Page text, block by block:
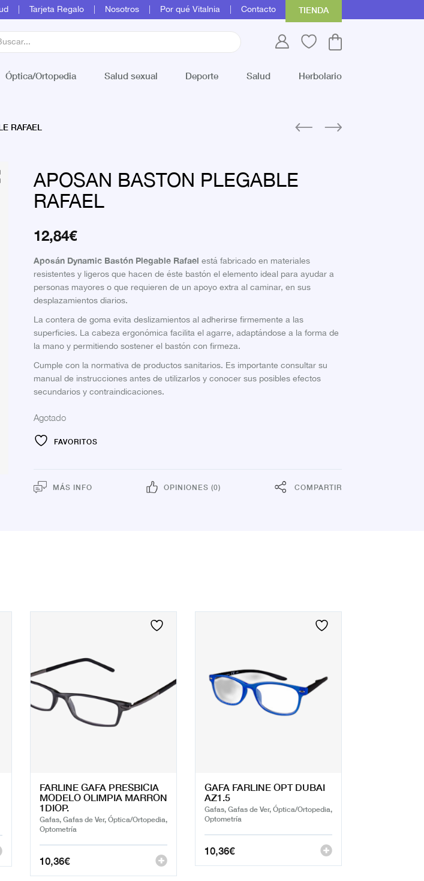
Tarjeta Regalo Nosotros Por qué Vitalnia Contacto TIENDA
Óptica/Ortopedia Salud sexual Deporte Salud Herbolario
RAFAEL
APOSAN BASTON PLEGABLE
RAFAEL
12,84€
Aposán Dynamic Bastón Plegable Rafael está fabricado en materiales
resistentes y ligeros que hacen de éste bastón el elemento ideal para ayudar a
personas mayores o que requieren de un apoyo extra al caminar, en sus
desplazamientos diarios.
La contera de goma evita deslizamientos al adherirse firmemente a las
superficies. La cabeza ergonómica facilita el agarre, adaptándose a la forma de
la mano y permitiendo sostener el bastón con firmeza.
Cumple con la normativa de productos sanitarios. Es importante consultar su
manual de instrucciones antes de utilizarlos y conocer sus posibles efectos
secundarios y contraindicaciones.
Agotado
FAVORITOS
MÁS INFO OPINIONES (0) COMPARTIR
FARLINE GAFA PRESBICIA
MODELO OLIMPIA MARRON
1DIOP.
Gafas, Gafas de Ver, Óptica/Ortopedia,
Optometría
10,36€
GAFA FARLINE OPT DUBAI
AZ1.5
Gafas, Gafas de Ver, Óptica/Ortopedia,
Optometría
10,36€